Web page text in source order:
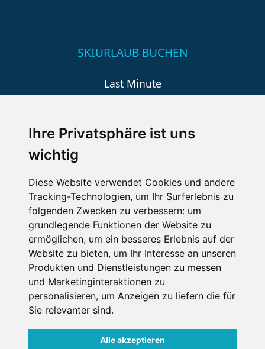
Ihre Privatsphäre ist uns
wichtig
Diese Website verwendet Cookies und andere
Tracking-Technologien, um Ihr Surferlebnis zu
folgenden Zwecken zu verbessern: um
grundlegende Funktionen der Website zu
ermöglichen, um ein besseres Erlebnis auf der
Website zu bieten, um Ihr Interesse an unseren
Produkten und Dienstleistungen zu messen
und Marketinginteraktionen zu
personalisieren, um Anzeigen zu liefern die für
Sie relevanter sind.
Alle akzeptieren
SKIURLAUB BUCHEN
Last Minute
Wellness
SCHNEEHÖHEN SKI APP
Die Schneehoehen Ski APP für iOS und Android - Ein
Muss für alle Wintersportler und Schneefreaks!